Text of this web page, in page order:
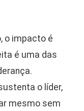
o impacto é
é uma das
o líder,
mesmo sem